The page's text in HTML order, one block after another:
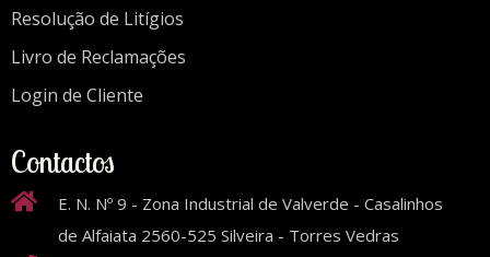
Resolução de Litígios
Livro de Reclamações
Login de Cliente
Contactos
E. N. Nº 9 - Zona Industrial de Valverde - Casalinhos
de Alfaiata 2560-525 Silveira - Torres Vedras